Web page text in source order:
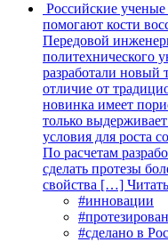
Российские ученые
помогают кости
Передовой
политехнического
разработали новый
отличие от
новинка имеет
только
условия для роста
По расчетам
сделать протезы
свойства […] Читать
#инновации
#сделано в